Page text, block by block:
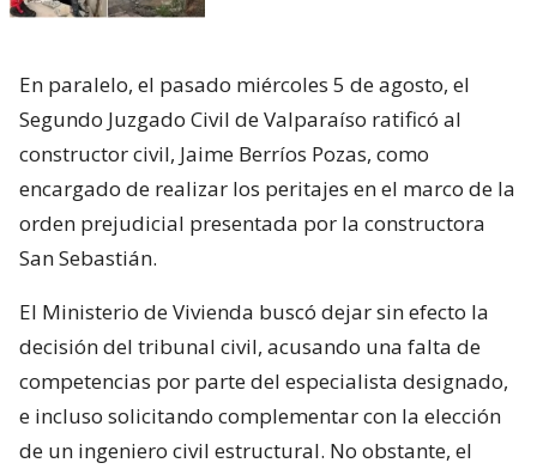
En paralelo, el pasado miércoles 5 de agosto, el
Segundo Juzgado Civil de Valparaíso ratificó al
constructor civil, Jaime Berríos Pozas, como
encargado de realizar los peritajes en el marco de la
orden prejudicial presentada por la constructora
San Sebastián.
El Ministerio de Vivienda buscó dejar sin efecto la
decisión del tribunal civil, acusando una falta de
competencias por parte del especialista designado,
e incluso solicitando complementar con la elección
de un ingeniero civil estructural. No obstante, el